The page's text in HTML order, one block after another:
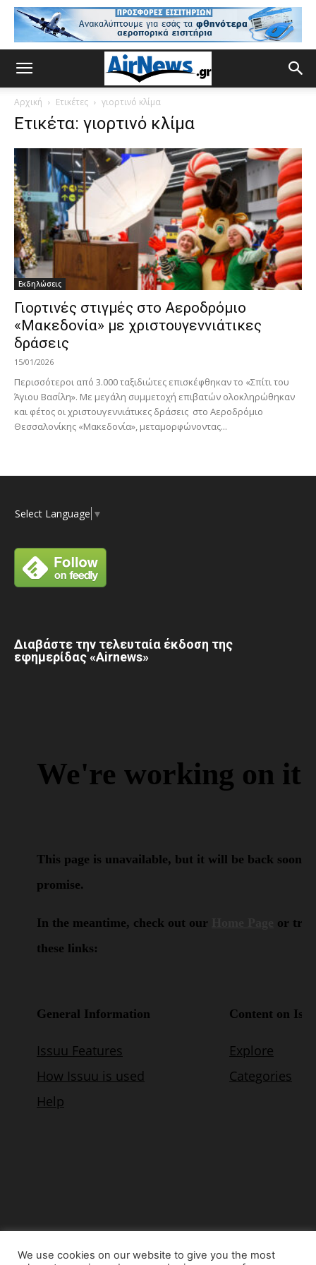
Αρχική Ετικέτες γιορτινό κλίμα
Ετικέτα: γιορτινό κλίμα
Εκδηλώσεις
Γιορτινές στιγμές στο Αεροδρόμιο
«Μακεδονία» με χριστουγεννιάτικες
δράσεις
15/01/2026
Περισσότεροι από 3.000 ταξιδιώτες επισκέφθηκαν το «Σπίτι του
Άγιου Βασίλη». Με μεγάλη συμμετοχή επιβατών ολοκληρώθηκαν
και φέτος οι χριστουγεννιάτικες δράσεις στο Αεροδρόμιο
Θεσσαλονίκης «Μακεδονία», μεταμορφώνοντας...
Select Language ▼
Διαβάστε την τελευταία έκδοση της
εφημερίδας «Airnews»
We use cookies on our website to give you the most